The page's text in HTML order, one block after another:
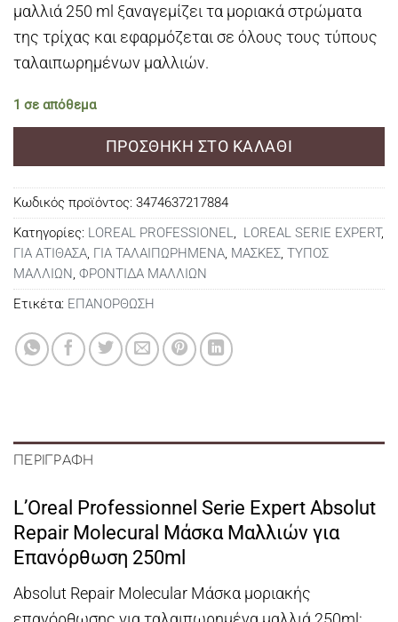
μαλλιά 250 ml ξαναγεμίζει τα μοριακά στρώματα
της τρίχας και εφαρμόζεται σε όλους τους τύπους
ταλαιπωρημένων μαλλιών.
1 σε απόθεμα
ΠΡΟΣΘΉΚΗ ΣΤΟ ΚΑΛΆΘΙ
Κωδικός προϊόντος: 3474637217884
Κατηγορίες: LOREAL PROFESSIONEL, LOREAL SERIE EXPERT,
ΓΙΑ ΑΤΙΘΑΣΑ, ΓΙΑ ΤΑΛΑΙΠΩΡΗΜΕΝΑ, ΜΑΣΚΕΣ, ΤΥΠΟΣ
ΜΑΛΛΙΩΝ, ΦΡΟΝΤΙΔΑ ΜΑΛΛΙΩΝ
Ετικέτα: ΕΠΑΝΟΡΘΩΣΗ
ΠΕΡΙΓΡΑΦΉ
L’Oreal Professionnel Serie Expert Absolut
Repair Molecural Μάσκα Μαλλιών για
Επανόρθωση 250ml
Absolut Repair Molecular Μάσκα μοριακής